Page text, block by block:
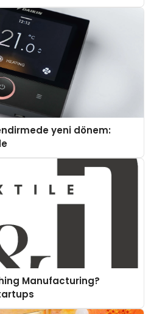
yeni dönem:
Manufacturing?